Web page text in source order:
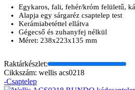
Egykaros, fali, fehér/króm felületű,
Alapja egy sárgaréz csaptelep test
Kerámiabetéttel ellátva
Gégecső és zuhanyfej nélkül
Méret: 238x223x135 mm
Raktárkészlet:
Cikkszám: wellis acs0218
-Csaptelep